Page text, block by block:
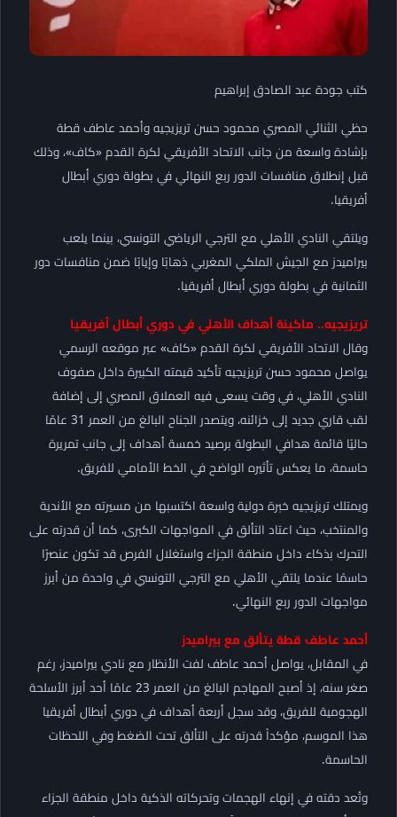
كتب جودة عبد الصادق إبراهيم
حظي الثنائي المصري محمود حسن تريزيجيه وأحمد عاطف قطة
بإشادة واسعة من جانب الاتحاد الأفريقي لكرة القدم «كاف»، وذلك
قبل إنطلاق منافسات الدور ربع النهائي في بطولة دوري أبطال
أفريقيا.
ويلتقي النادي الأهلي مع الترجي الرياضي التونسي، بينما يلعب
بيراميدز مع الجيش الملكي المغربي ذهابًا وإيابًا ضمن منافسات دور
الثمانية في بطولة دوري أبطال أفريقيا.
تريزيجيه.. ماكينة أهداف الأهلي في دوري أبطال أفريقيا
وقال الاتحاد الأفريقي لكرة القدم «كاف» عبر موقعه الرسمي
يواصل محمود حسن تريزيجيه تأكيد قيمته الكبيرة داخل صفوف
النادي الأهلي، في وقت يسعى فيه العملاق المصري إلى إضافة
لقب قاري جديد إلى خزائنه، ويتصدر الجناح البالغ من العمر 31 عامًا
حاليًا قائمة هدافي البطولة برصيد خمسة أهداف إلى جانب تمريرة
حاسمة، ما يعكس تأثيره الواضح في الخط الأمامي للفريق.
ويمتلك تريزيجيه خبرة دولية واسعة اكتسبها من مسيرته مع الأندية
والمنتخب، حيث اعتاد التألق في المواجهات الكبرى، كما أن قدرته على
التحرك بذكاء داخل منطقة الجزاء واستغلال الفرص قد تكون عنصرًا
حاسمًا عندما يلتقي الأهلي مع الترجي التونسي في واحدة من أبرز
مواجهات الدور ربع النهائي.
أحمد عاطف قطة يتألق مع بيراميدز
في المقابل، يواصل أحمد عاطف لفت الأنظار مع نادي بيراميدز، رغم
صغر سنه، إذ أصبح المهاجم البالغ من العمر 23 عامًا أحد أبرز الأسلحة
الهجومية للفريق، وقد سجل أربعة أهداف في دوري أبطال أفريقيا
هذا الموسم، مؤكداً قدرته على التألق تحت الضغط وفي اللحظات
الحاسمة.
وتُعد دقته في إنهاء الهجمات وتحركاته الذكية داخل منطقة الجزاء